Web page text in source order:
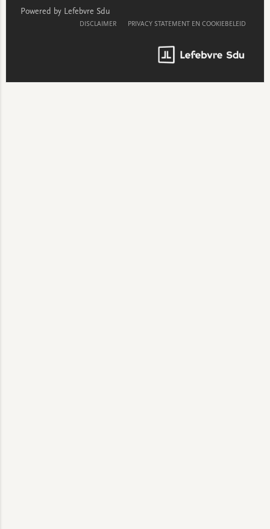
Powered by Lefebvre Sdu
DISCLAIMER PRIVACY STATEMENT EN COOKIEBELEID